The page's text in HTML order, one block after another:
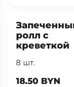
ролл с
креветкой
8 шт.
18.50 BYN